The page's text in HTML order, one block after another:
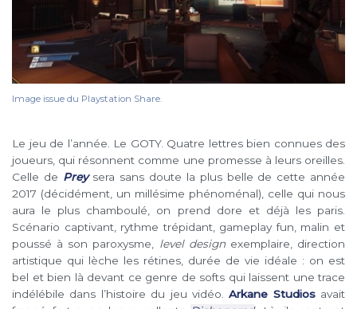
Image issue du Playstation Share.
Le jeu de l’année. Le GOTY. Quatre lettres bien connues des
joueurs, qui résonnent comme une promesse à leurs oreilles.
Celle de Preysera sans doute la plus belle de cette année
2017 (décidément, un millésime phénoménal), celle qui nous
aura le plus chamboulé, on prend dore et déjà les paris.
Scénario captivant, rythme trépidant, gameplay fun, malin et
poussé à son paroxysme, level designexemplaire, direction
artistique qui lèche les rétines, durée de vie idéale : on est
bel et bien là devant ce genre de softs qui laissent une trace
indélébile dans l’histoire du jeu vidéo.Arkane Studiosavait